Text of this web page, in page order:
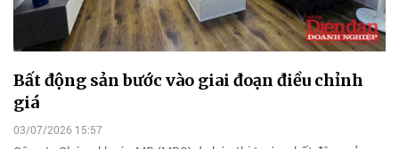
Bất động sản bước vào giai đoạn điều chỉnh
giá
03/07/2026 15:57